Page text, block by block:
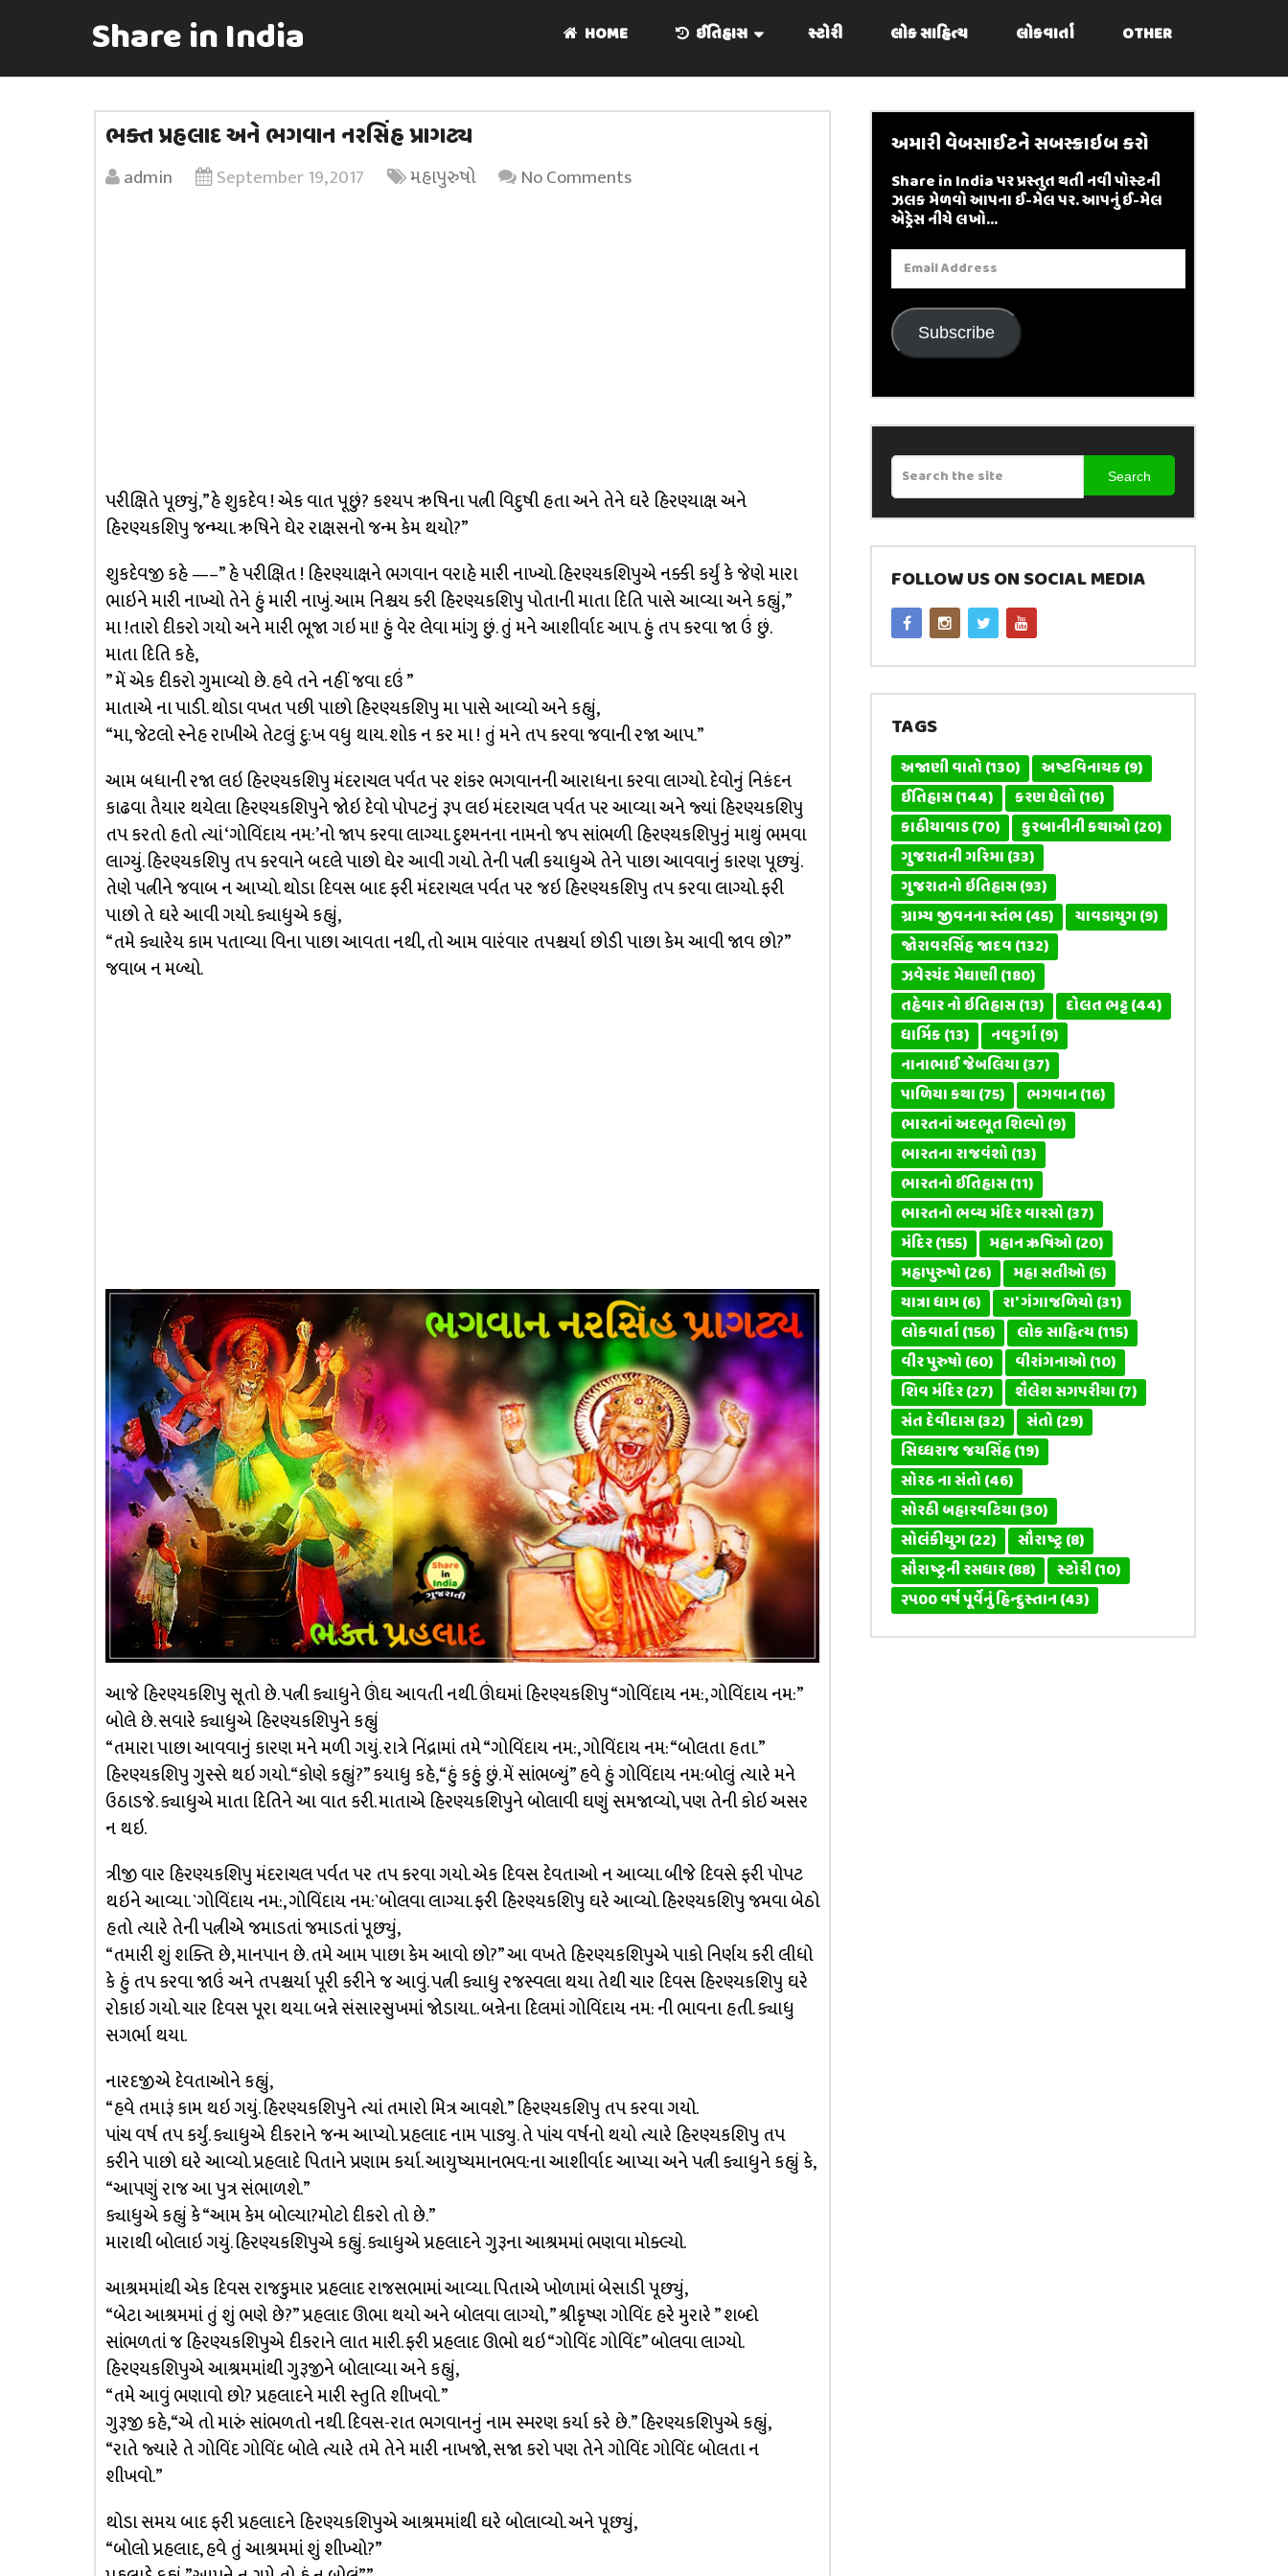
Share in India HOME ઈતિહાસ સ્ટોરી લોક સાહિત્ય લોકવાર્તા OTHER
ભક્ત પ્રહલાદ અને ભગવાન નરસિંહ પ્રાગટ્ય
admin September 19, 2017 મહાપુરુષો No Comments
પરીક્ષિતે પૂછ્યું,”હે શુકદેવ ! એક વાત પૂછું? કશ્યપ ઋષિના પત્ની વિદુષી હતા અને તેને ઘરે હિરણ્યાક્ષ અને
હિરણ્યકશિપુ જન્મ્યા. ઋષિને ઘેર રાક્ષસનો જન્મ કેમ થયો?”
શુકદેવજી કહે —–” હે પરીક્ષિત ! હિરણ્યાક્ષને ભગવાન વરાહે મારી નાખ્યો. હિરણ્યકશિપુએ નક્કી કર્યું કે જેણે મારા
ભાઇને મારી નાખ્યો તેને હું મારી નાખું. આમ નિશ્ચય કરી હિરણ્યકશિપુ પોતાની માતા દિતિ પાસે આવ્યા અને કહ્યું,”
મા !તારો દીકરો ગયો અને મારી ભૂજા ગઇ મા! હું વેર લેવા માંગુ છું. તું મને આશીર્વાદ આપ. હું તપ કરવા જા ઉં છું.
માતા દિતિ કહે,
” મેં એક દીકરો ગુમાવ્યો છે. હવે તને નહીં જવા દઉં ”
માતાએ ના પાડી. થોડા વખત પછી પાછો હિરણ્યકશિપુ મા પાસે આવ્યો અને કહ્યું,
“મા, જેટલો સ્નેહ રાખીએ તેટલું દુ:ખ વધુ થાય. શોક ન કર મા ! તું મને તપ કરવા જવાની રજા આપ.”
આમ બધાની રજા લઇ હિરણ્યકશિપુ મંદરાચલ પર્વત પર શંકર ભગવાનની આરાધના કરવા લાગ્યો. દેવોનું નિકંદન
કાઢવા તૈયાર થયેલા હિરણ્યકશિપુને જોઇ દેવો પોપટનું રૂપ લઇ મંદરાચલ પર્વત પર આવ્યા અને જ્યાં હિરણ્યકશિપુ
તપ કરતો હતો ત્યાં ‘ગોવિંદાય નમ:’નો જાપ કરવા લાગ્યા. દુશ્મનના નામનો જપ સાંભળી હિરણ્યકશિપુનું માથું ભમવા
લાગ્યું. હિરણ્યકશિપુ તપ કરવાને બદલે પાછો ઘેર આવી ગયો. તેની પત્ની કયાધુએ તેને પાછા આવવાનું કારણ પૂછ્યું.
તેણે પત્નીને જવાબ ન આપ્યો. થોડા દિવસ બાદ ફરી મંદરાચલ પર્વત પર જઇ હિરણ્યકશિપુ તપ કરવા લાગ્યો. ફરી
પાછો તે ઘરે આવી ગયો. ક્યાધુએ કહ્યું,
“તમે ક્યારેય કામ પતાવ્યા વિના પાછા આવતા નથી, તો આમ વારંવાર તપશ્ચર્યા છોડી પાછા કેમ આવી જાવ છો?”
જવાબ ન મળ્યો.
આજે હિરણ્યકશિપુ સૂતો છે. પત્ની ક્યાધુને ઊંઘ આવતી નથી. ઊંઘમાં હિરણ્યકશિપુ “ગોવિંદાય નમ:, ગોવિંદાય નમ:”
બોલે છે. સવારે ક્યાધુએ હિરણ્યકશિપુને કહ્યું
“તમારા પાછા આવવાનું કારણ મને મળી ગયું. રાત્રે નિંદ્રામાં તમે “ગોવિંદાય નમ:, ગોવિંદાય નમ: “બોલતા હતા.”
હિરણ્યકશિપુ ગુસ્સે થઇ ગયો. “કોણે કહ્યું?” કયાધુ કહે, “હું કહું છું. મેં સાંભળ્યું” હવે હું ગોવિંદાય નમ:બોલું ત્યારે મને
ઉઠાડજે. ક્યાધુએ માતા દિતિને આ વાત કરી. માતાએ હિરણ્યકશિપુને બોલાવી ઘણું સમજાવ્યો, પણ તેની કોઇ અસર
ન થઇ.
ત્રીજી વાર હિરણ્યકશિપુ મંદરાચલ પર્વત પર તપ કરવા ગયો. એક દિવસ દેવતાઓ ન આવ્યા. બીજે દિવસે ફરી પોપટ
થઇને આવ્યા. `ગોવિંદાય નમ:, ગોવિંદાય નમ:`બોલવા લાગ્યા. ફરી હિરણ્યકશિપુ ઘરે આવ્યો. હિરણ્યકશિપુ જમવા બેઠો
હતો ત્યારે તેની પત્નીએ જમાડતાં જમાડતાં પૂછ્યું,
“તમારી શું શક્તિ છે, માનપાન છે. તમે આમ પાછા કેમ આવો છો?” આ વખતે હિરણ્યકશિપુએ પાકો નિર્ણય કરી લીધો
કે હું તપ કરવા જાઉં અને તપશ્ચર્યા પૂરી કરીને જ આવું. પત્ની ક્યાધુ રજસ્વલા થયા તેથી ચાર દિવસ હિરણ્યકશિપુ ઘરે
રોકાઇ ગયો. ચાર દિવસ પૂરા થયા. બન્ને સંસારસુખમાં જોડાયા.. બન્નેના દિલમાં ગોવિંદાય નમ: ની ભાવના હતી. ક્યાધુ
સગર્ભા થયા.
નારદજીએ દેવતાઓને કહ્યું,
“હવે તમારૂં કામ થઇ ગયું. હિરણ્યકશિપુને ત્યાં તમારો મિત્ર આવશે.” હિરણ્યકશિપુ તપ કરવા ગયો.
પાંચ વર્ષ તપ કર્યું. ક્યાધુએ દીકરાને જન્મ આપ્યો. પ્રહલાદ નામ પાડ્યુ. તે પાંચ વર્ષનો થયો ત્યારે હિરણ્યકશિપુ તપ
કરીને પાછો ઘરે આવ્યો. પ્રહલાદે પિતાને પ્રણામ કર્યા. આયુષ્યમાનભવ:ના આશીર્વાદ આપ્યા અને પત્ની ક્યાધુને કહ્યું કે,
“આપણું રાજ આ પુત્ર સંભાળશે.”
ક્યાધુએ કહ્યું કે “આમ કેમ બોલ્યા?મોટો દીકરો તો છે.”
મારાથી બોલાઇ ગયું. હિરણ્યકશિપુએ કહ્યું. ક્યાધુએ પ્રહલાદને ગુરૂના આશ્રમમાં ભણવા મોક્લ્યો.
આશ્રમમાંથી એક દિવસ રાજકુમાર પ્રહલાદ રાજસભામાં આવ્યા. પિતાએ ખોળામાં બેસાડી પૂછ્યું,
“બેટા આશ્રમમાં તું શું ભણે છે?” પ્રહલાદ ઊભા થયો અને બોલવા લાગ્યો, ” શ્રીકૃષ્ણ ગોવિંદ હરે મુરારે ” શબ્દો
સાંભળતાં જ હિરણ્યકશિપુએ દીકરાને લાત મારી. ફરી પ્રહલાદ ઊભો થઇ “ગોવિંદ ગોવિંદ” બોલવા લાગ્યો.
હિરણ્યકશિપુએ આશ્રમમાંથી ગુરૂજીને બોલાવ્યા અને કહ્યું,
“તમે આવું ભણાવો છો? પ્રહલાદને મારી સ્તુતિ શીખવો. ”
ગુરૂજી કહે, “એ તો મારું સાંભળતો નથી. દિવસ-રાત ભગવાનનું નામ સ્મરણ કર્યા કરે છે.” હિરણ્યકશિપુએ કહ્યું,
“રાતે જ્યારે તે ગોવિંદ ગોવિંદ બોલે ત્યારે તમે તેને મારી નાખજો, સજા કરો પણ તેને ગોવિંદ ગોવિંદ બોલતા ન
શીખવો.”
થોડા સમય બાદ ફરી પ્રહલાદને હિરણ્યકશિપુએ આશ્રમમાંથી ઘરે બોલાવ્યો. અને પૂછ્યું,
“બોલો પ્રહલાદ, હવે તું આશ્રમમાં શું શીખ્યો?”
અમારી વેબસાઈટને સબસ્ક્રાઇબ કરો
Share in India પર પ્રસ્તુત થતી નવી પોસ્ટની
ઝલક મેળવો આપના ઈ-મેલ પર. આપનું ઈ-મેલ
એડ્રેસ નીચે લખો...
Email
Address
Subscribe
Search
FOLLOW US ON SOCIAL MEDIA
TAGS
અજાણી વાતો(130) અષ્ટવિનાયક(9)
ઈતિહાસ(144) કરણ ઘેલો(16)
કાઠીયાવાડ(70) કુરબાનીની કથાઓ(20)
ગુજરાતની ગરિમા(33)
ગુજરાતનો ઇતિહાસ(93)
ગ્રામ્ય જીવનના સ્તંભ(45) ચાવડાયુગ(9)
જોરાવરસિંહ જાદવ(132)
ઝવેરચંદ મેઘાણી(180)
તહેવાર નો ઇતિહાસ(13) દોલત ભટ્ટ(44)
ધાર્મિક(13) નવદુર્ગા(9)
નાનાભાઈ જેબલિયા(37)
પાળિયા કથા(75) ભગવાન(16)
ભારતનાં અદભૂત શિલ્પો(9)
ભારતના રાજવંશો(13)
ભારતનો ઈતિહાસ(11)
ભારતનો ભવ્ય મંદિર વારસો(37)
મંદિર(155) મહાન ઋષિઓ(20)
મહાપુરુષો(26) મહા સતીઓ(5)
યાત્રા ધામ(6) રા' ગંગાજળિયો(31)
લોકવાર્તા(156) લોક સાહિત્ય(115)
વીર પુરુષો(60) વીરાંગનાઓ(10)
શિવ મંદિર(27) શૈલેશ સગપરીયા(7)
સંત દેવીદાસ(32) સંતો(29)
સિધ્ધરાજ જયસિંહ(19)
સોરઠ ના સંતો(46)
સોરઠી બહારવટિયા(30)
સોલંકીયુગ(22) સૌરાષ્ટ્ર(8)
સૌરાષ્ટ્રની રસધાર(88) સ્ટોરી(10)
૨૫૦૦ વર્ષ પૂર્વેનું હિન્દુસ્તાન(43)